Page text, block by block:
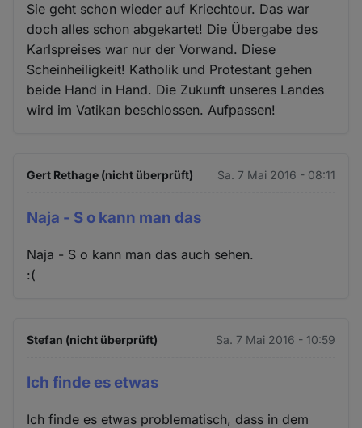
Sie geht schon wieder auf Kriechtour. Das war
doch alles schon abgekartet! Die Übergabe des
Karlspreises war nur der Vorwand. Diese
Scheinheiligkeit! Katholik und Protestant gehen
beide Hand in Hand. Die Zukunft unseres Landes
wird im Vatikan beschlossen. Aufpassen!
Gert Rethage (nicht überprüft) Sa. 7 Mai 2016 - 08:11
Naja - S o kann man das
Naja - S o kann man das auch sehen.
:(
Stefan (nicht überprüft) Sa. 7 Mai 2016 - 10:59
Ich finde es etwas
Ich finde es etwas problematisch, dass in dem